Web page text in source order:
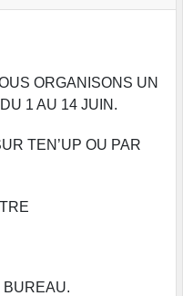
ORGANISONS UN
1 AU 14 JUIN.
TEN’UP OU PAR
BUREAU.